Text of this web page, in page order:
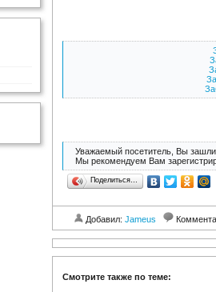
Уважаемый посетитель, Вы зашли
Мы рекомендуем Вам
Поделиться…
Добавил: Jameus
Смотрите также по теме: